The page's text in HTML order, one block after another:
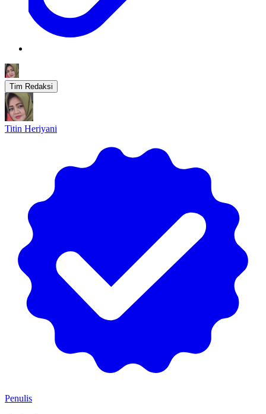
Tim Redaksi
Titin Heriyani
Penulis